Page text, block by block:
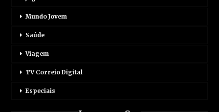
Mundo Jovem
Saúde
Viagem
TV Correio Digital
Especiais